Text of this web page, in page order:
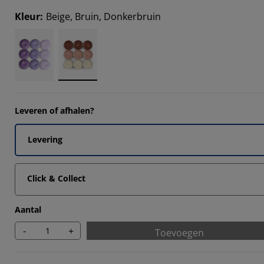
Kleur: Beige, Bruin, Donkerbruin
Leveren of afhalen?
Levering
Click & Collect
Aantal
- + Toevoegen